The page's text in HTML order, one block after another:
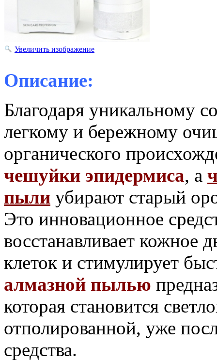
Увеличить изображение
Описание:
Благодаря уникальному
легкому и бережному
органического
чешуйки эпидермиса, а
пыли убирают старый
Это инновационное
восстанавливает кожное
клеток и стимулирует
алмазной пылью
которая становится
отполированной, уже
средства.